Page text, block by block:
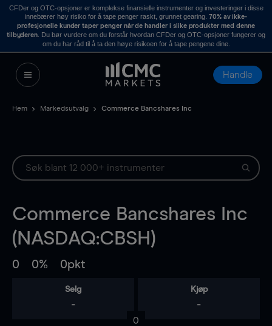
CFDer og OTC-opsjoner er komplekse finansielle instrumenter og investeringer i disse
innebærer høy risiko for å tape penger raskt, grunnet gearing. 70% av ikke-
profesjonelle kunder taper penger når de handler i slike produkter med denne
tilbyderen . Du bør vurdere om du forstår hvordan CFDer og OTC-opsjoner fungerer og
om du har råd til å ta den høye risikoen for å tape pengene dine.
Handle
Hem Markedsutvalg Commerce Bancshares Inc
Commerce Bancshares Inc
(NASDAQ:CBSH)
0 0% 0pkt
Selg
-
Kjøp
-
0